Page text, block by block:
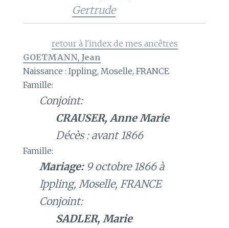
Gertrude
retour à l'index de mes ancêtres
GOETMANN, Jean
Naissance : Ippling, Moselle, FRANCE
Famille:
Conjoint:
CRAUSER, Anne Marie
Décès : avant 1866
Famille:
Mariage:9 octobre 1866 à
Ippling, Moselle, FRANCE
Conjoint:
SADLER, Marie